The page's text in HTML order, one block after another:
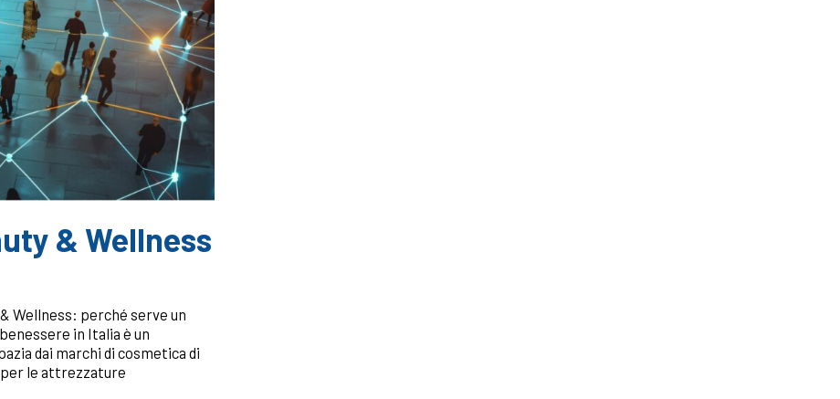
& Wellness
Wellness: perché serve un
in Italia è un
dai marchi di cosmetica di
per le attrezzature